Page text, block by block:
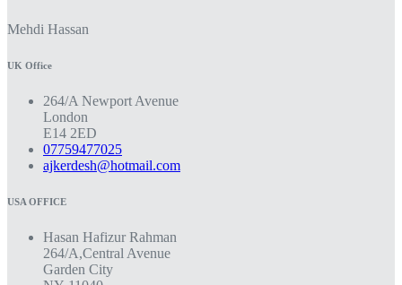
Mehdi Hassan
UK Office
264/A Newport Avenue
London
E14 2ED
07759477025
ajkerdesh@hotmail.com
USA OFFICE
Hasan Hafizur Rahman
264/A,Central Avenue
Garden City